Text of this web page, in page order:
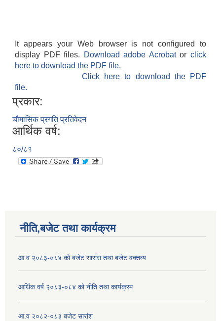
It appears your Web browser is not configured to
display PDF files.
Download adobe Acrobatorclick
here to download the PDF file.
Click here to download the PDF
file.
प्रकार:
चौमासिक प्रगति प्रतिवेदन
आर्थिक वर्ष:
८०/८१
नीति,बजेट तथा कार्यक्रम
आ.व २०८३-०८४ को बजेट सारांस तथा बजेट वक्तव्य
आर्थिक वर्ष २०८३-०८४ को नीति तथा कार्यक्रम
आ.व २०८२-०८३ बजेट सारांश